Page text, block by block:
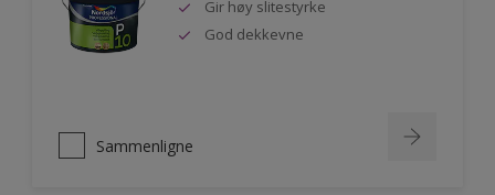
Gir høy slitestyrke
God dekkevne
Sammenligne